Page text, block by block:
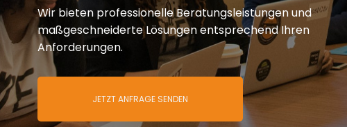
Wir bieten professionelle Beratungsleistungen und
maßgeschneiderte Lösungen entsprechend Ihren
Anforderungen.
JETZT ANFRAGE SENDEN